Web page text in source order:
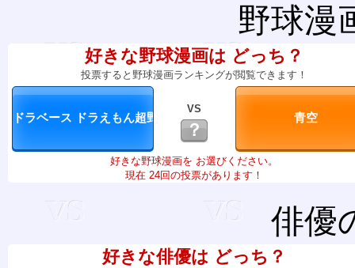
野球漫
好きな野球漫画は どっち？
投票すると野球漫画ランキングが閲覧できます！
VS
？
好きな野球漫画を お選びください。
現在 24回の投票があります！
俳優
好きな俳優は どっち？